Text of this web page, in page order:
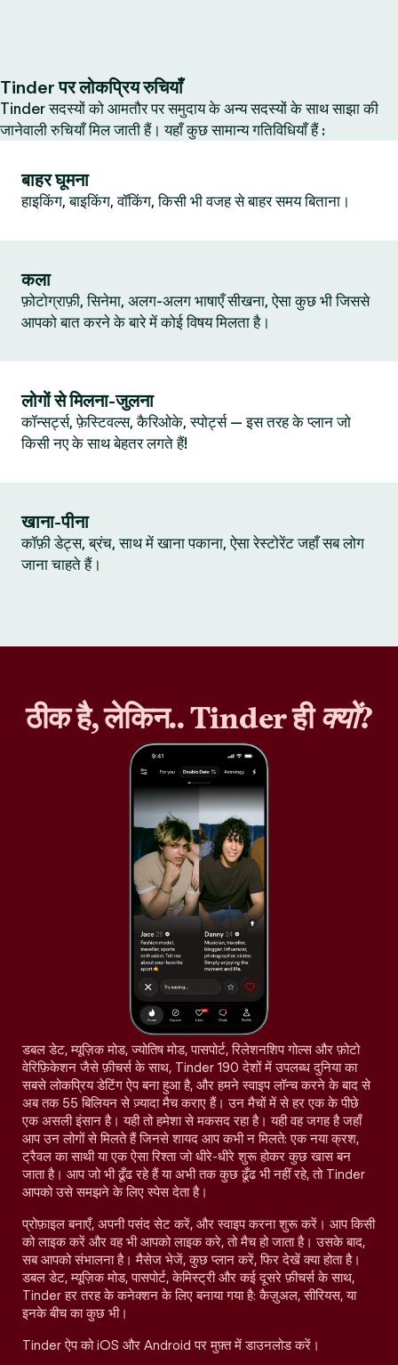
Tinder पर लोकप्रिय रुचियाँ
Tinder सदस्यों को आमतौर पर समुदाय के अन्य सदस्यों के साथ साझा की
जानेवाली रुचियाँ मिल जाती हैं। यहाँ कुछ सामान्य गतिविधियाँ हैं :
बाहर घूमना
हाइकिंग, बाइकिंग, वॉकिंग, किसी भी वजह से बाहर समय बिताना।
कला
फ़ोटोग्राफ़ी, सिनेमा, अलग-अलग भाषाएँ सीखना, ऐसा कुछ भी जिससे
आपको बात करने के बारे में कोई विषय मिलता है।
लोगों से मिलना-जुलना
कॉन्सर्ट्स, फ़ेस्टिवल्स, कैरिओके, स्पोर्ट्स — इस तरह के प्लान जो
किसी नए के साथ बेहतर लगते हैं!
खाना-पीना
कॉफ़ी डेट्स, ब्रंच, साथ में खाना पकाना, ऐसा रेस्टोरेंट जहाँ सब लोग
जाना चाहते हैं।
ठीक है, लेकिन.. Tinder हीक्यों?
डबल डेट, म्यूज़िक मोड, ज्योतिष मोड, पासपोर्ट, रिलेशनशिप गोल्स और फ़ोटो
वेरिफ़िकेशन जैसे फ़ीचर्स के साथ, Tinder 190 देशों में उपलब्ध दुनिया का
सबसे लोकप्रिय डेटिंग ऐप बना हुआ है, और हमने स्वाइप लॉन्च करने के बाद से
अब तक 55 बिलियन से ज़्यादा मैच कराए हैं। उन मैचों में से हर एक के पीछे
एक असली इंसान है। यही तो हमेशा से मकसद रहा है। यही वह जगह है जहाँ
आप उन लोगों से मिलते हैं जिनसे शायद आप कभी न मिलते: एक नया क्रश,
ट्रैवल का साथी या एक ऐसा रिश्ता जो धीरे-धीरे शुरू होकर कुछ खास बन
जाता है। आप जो भी ढूँढ रहे हैं या अभी तक कुछ ढूँढ भी नहीं रहे, तो Tinder
आपको उसे समझने के लिए स्पेस देता है।
प्रोफ़ाइल बनाएँ, अपनी पसंद सेट करें, और स्वाइप करना शुरू करें। आप किसी
को लाइक करें और वह भी आपको लाइक करे, तो मैच हो जाता है। उसके बाद,
सब आपको संभालना है। मैसेज भेजें, कुछ प्लान करें, फिर देखें क्या होता है।
डबल डेट, म्यूज़िक मोड, पासपोर्ट, केमिस्ट्री और कई दूसरे फ़ीचर्स के साथ,
Tinder हर तरह के कनेक्शन के लिए बनाया गया है: कैज़ुअल, सीरियस, या
इनके बीच का कुछ भी।
Tinder ऐप को iOS और Android पर मुफ़्त में डाउनलोड करें।